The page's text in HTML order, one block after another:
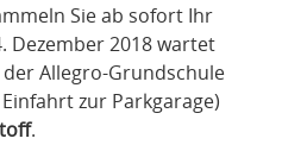
Sie ab sofort Ihr
Dezember 2018 wartet
Allegro-Grundschule
zur Parkgarage)
.